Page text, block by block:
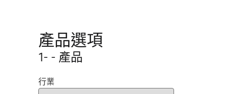
產品選項
1- - 產品
行業